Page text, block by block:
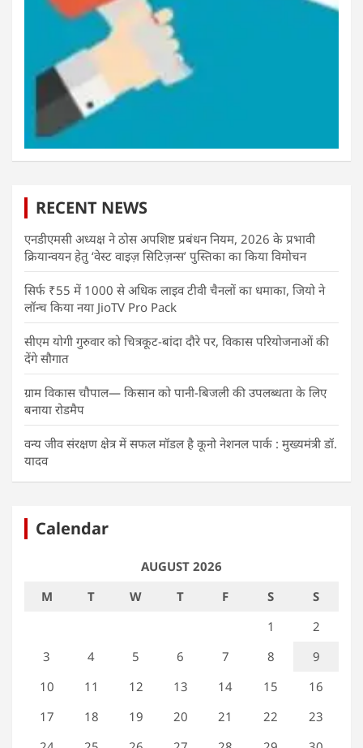
RECENT NEWS
एनडीएमसी अध्यक्ष ने ठोस अपशिष्ट प्रबंधन नियम, 2026 के प्रभावी
क्रियान्वयन हेतु ‘वेस्ट वाइज़ सिटिज़न्स’ पुस्तिका का किया विमोचन
सिर्फ ₹55 में 1000 से अधिक लाइव टीवी चैनलों का धमाका, जियो ने
लॉन्च किया नया JioTV Pro Pack
सीएम योगी गुरुवार को चित्रकूट-बांदा दौरे पर, विकास परियोजनाओं की
देंगे सौगात
ग्राम विकास चौपाल— किसान को पानी-बिजली की उपलब्धता के लिए
बनाया रोडमैप
वन्य जीव संरक्षण क्षेत्र में सफल मॉडल है कूनो नेशनल पार्क : मुख्यमंत्री डॉ.
यादव
Calendar
AUGUST 2026
M
T W T F S
S
1
2
3
4 5 6 7 8
9
10
11 12 13 14 15
16
17
18 19 20 21 22
23